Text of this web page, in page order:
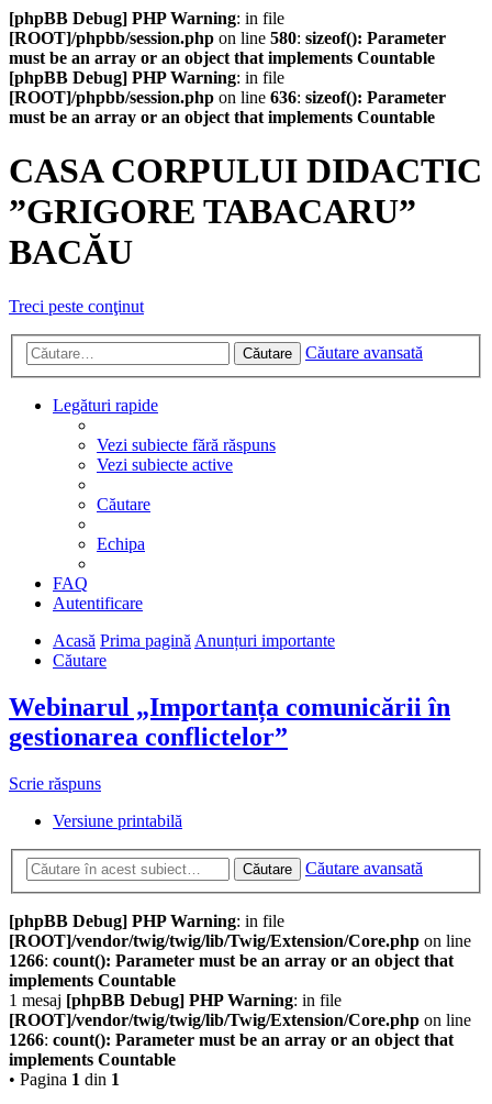
[phpBB Debug] PHP Warning: in file
[ROOT]/phpbb/session.php on line 580: sizeof(): Parameter
must be an array or an object that implements Countable
[phpBB Debug] PHP Warning: in file
[ROOT]/phpbb/session.php on line 636: sizeof(): Parameter
must be an array or an object that implements Countable
CASA CORPULUI DIDACTIC
”GRIGORE TABACARU”
BACĂU
Treci peste conţinut
Căutare Căutare avansată
Legături rapide
Vezi subiecte fără răspuns
Vezi subiecte active
Căutare
Echipa
FAQ
Autentificare
Acasă Prima paginăAnunțuri importante
Căutare
Webinarul „Importanța comunicării în
gestionarea conflictelor”
Scrie răspuns
Versiune printabilă
Căutare Căutare avansată
[phpBB Debug] PHP Warning: in file
[ROOT]/vendor/twig/twig/lib/Twig/Extension/Core.php on line
1266: count(): Parameter must be an array or an object that
implements Countable
1 mesaj [phpBB Debug] PHP Warning: in file
[ROOT]/vendor/twig/twig/lib/Twig/Extension/Core.php on line
1266: count(): Parameter must be an array or an object that
implements Countable
• Pagina 1 din 1